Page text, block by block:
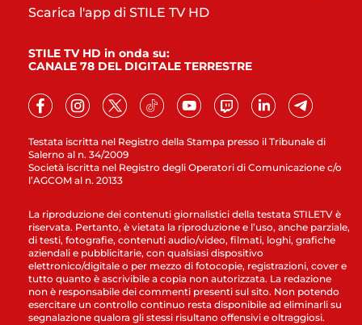
Testata iscritta nel Registro della Stampa presso il Tribunale di
Salerno al n. 34/2009
Società iscritta nel Registro degli Operatori di Comunicazione c/o
l’AGCOM al n. 20133
Scarica l'app di STILE TV HD
STILE TV HD in onda su:
CANALE 78 DEL DIGITALE TERRESTRE
La riproduzione dei contenuti giornalistici della testata STILETV è
riservata. Pertanto, è vietata la riproduzione e l’uso, anche parziale,
di testi, fotografie, contenuti audio/video, filmati, loghi, grafiche
aziendali e pubblicitarie, con qualsiasi dispositivo
elettronico/digitale o per mezzo di fotocopie, registrazioni, cover e
tutto quanto è ascrivibile a copia non autorizzata. La redazione
non è responsabile dei commenti presenti sul sito. Non potendo
esercitare un controllo continuo resta disponibile ad eliminarli su
segnalazione qualora gli stessi risultano offensivi e oltraggiosi.